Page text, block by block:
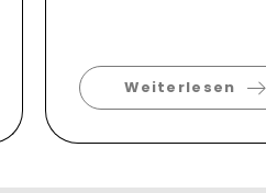
Weiterlesen